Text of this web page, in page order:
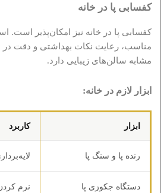
کفسابی پا در خانه
کفسابی پا در خانه نیز امکان‌پذیر است.
مناسب، رعایت نکات بهداشتی و دقت در
مشابه سالن‌های زیبایی دارد.
ابزار لازم در خانه:
ابزار کاربرد
رنده پا و سنگ پا
دستگاه جکوزی پا نرم